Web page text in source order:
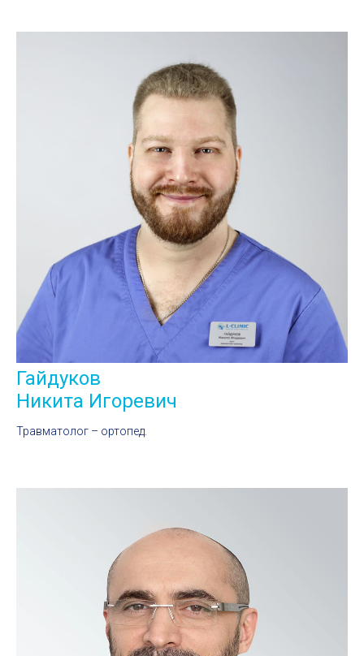
Гайдуков
Никита Игоревич
Травматолог – ортопед.